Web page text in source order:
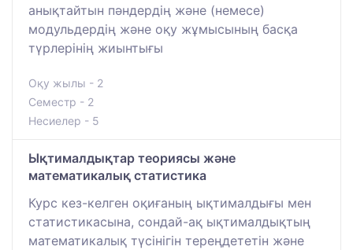
анықтайтын пәндердің және (немесе)
модульдердің және оқу жұмысының басқа
түрлерінің жиынтығы
Оқу жылы - 2
Семестр - 2
Несиелер - 5
Ықтималдықтар теориясы және
математикалық статистика
Курс кез-келген оқиғаның ықтималдығы мен
статистикасына, сондай-ақ ықтималдықтың
математикалық түсінігін тереңдететін және